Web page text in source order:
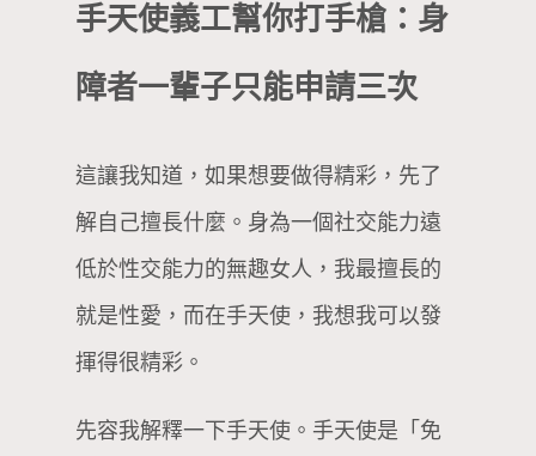
手天使義工幫你打手槍：身
障者一輩子只能申請三次
這讓我知道，如果想要做得精彩，先了
解自己擅長什麼。身為一個社交能力遠
低於性交能力的無趣女人，我最擅長的
就是性愛，而在手天使，我想我可以發
揮得很精彩。
先容我解釋一下手天使。手天使是「免